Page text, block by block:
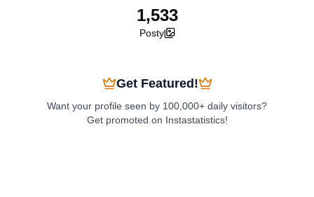
1,533
Posty
Get Featured!
Want your profile seen by 100,000+ daily visitors?
Get promoted on Instastatistics!